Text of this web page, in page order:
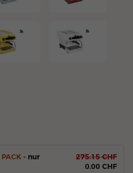
- nur
275.15CHF
0.00 CHF